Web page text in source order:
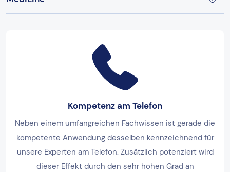
Kompetenz am Telefon
Neben einem umfangreichen Fachwissen ist gerade die
kompetente Anwendung desselben kennzeichnend für
unsere Experten am Telefon. Zusätzlich potenziert wird
dieser Effekt durch den sehr hohen Grad an